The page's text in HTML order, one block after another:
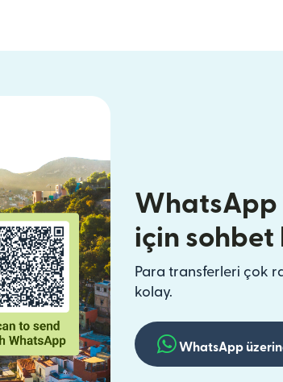
WhatsApp
için sohbet
Para transferleri çok
kolay.
WhatsApp